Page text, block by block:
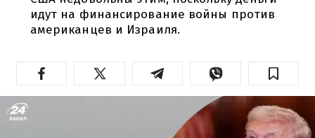
идут на финансирование войны против
американцев и Израиля.